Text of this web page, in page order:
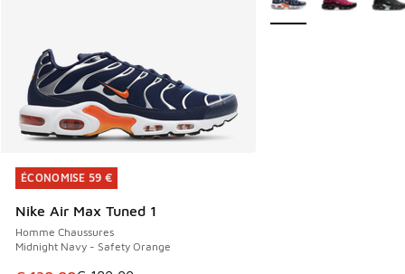
ÉCONOMISE 59 €
Nike Air Max Tuned 1
Homme Chaussures
Midnight Navy - Safety Orange
ÉCONOMISE 59 €